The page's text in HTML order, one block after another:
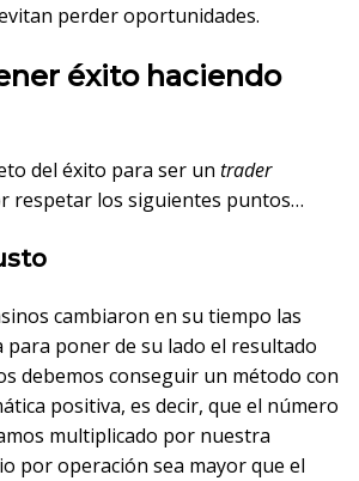
perder oportunidades.
éxito haciendo
del éxito para ser un trader
respetar los siguientes puntos…
cambiaron en su tiempo las
para poner de su lado el resultado
debemos conseguir un método con
positiva, es decir, que el número
multiplicado por nuestra
por operación sea mayor que el